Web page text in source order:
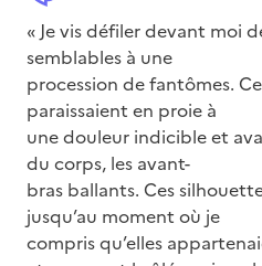
« Je vis défiler devant moi
semblables à une
procession de fantômes.
paraissaient en proie à
une douleur indicible et
du corps, les avant-
bras ballants. Ces
jusqu’au moment où je
compris qu’elles